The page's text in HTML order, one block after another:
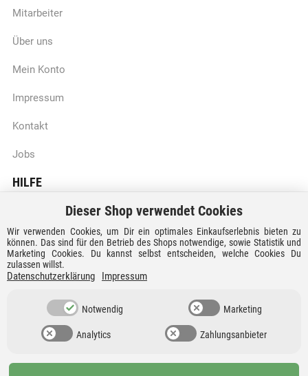
Mitarbeiter
Über uns
Mein Konto
Impressum
Kontakt
Jobs
HILFE
Batteriegesetzhinweise
Vertrag widerrufen
Versandkosten und Lieferzeiten
Zahlungsarten
Dieser Shop verwendet Cookies
Wir verwenden Cookies, um Dir ein optimales Einkaufserlebnis bieten zu
können. Das sind für den Betrieb des Shops notwendige, sowie Statistik und
Marketing Cookies. Du kannst selbst entscheiden, welche Cookies Du
zulassen willst.
Datenschutzerklärung Impressum
Notwendig Marketing
Analytics Zahlungsanbieter